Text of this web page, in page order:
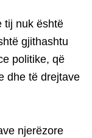
tij nuk është
gjithashtu
politike, që
dhe të drejtave
njerëzore